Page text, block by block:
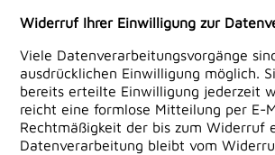
Widerruf Ihrer Einwilligung zur
Viele Datenverarbeitungsvorgänge
ausdrücklichen Einwilligung möglich.
bereits erteilte Einwilligung jederzeit
reicht eine formlose Mitteilung per E-
Rechtmäßigkeit der bis zum Widerruf
Datenverarbeitung bleibt vom